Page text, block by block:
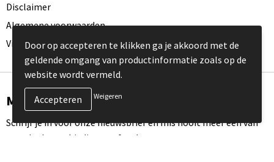
Disclaimer
Algemene voorwaarden
Visit our EU website
Meld je aan voor onze nieuwsbrief
Schrijf je in voor onze nieuwsbrief en mis nooit meer één van
onze leuke aanbiedingen of updates.
Door op accepteren te klikken ga je akkoord met de
geldende omgang van productinformatie zoals op de
website wordt vermeld.
Weigeren